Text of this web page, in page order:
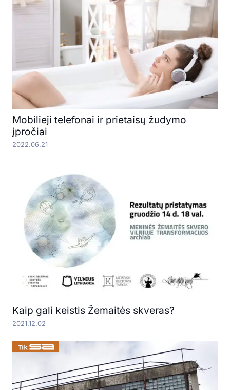
Mobilieji telefonai ir prietaisų žudymo
įpročiai
2022.06.21
Kaip gali keistis Žemaitės skveras?
2021.12.02